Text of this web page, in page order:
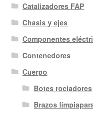
Catalizadores FAP
Chasis y ejes
Componentes
Contenedores
Cuerpo
Botes rociadores
Brazos